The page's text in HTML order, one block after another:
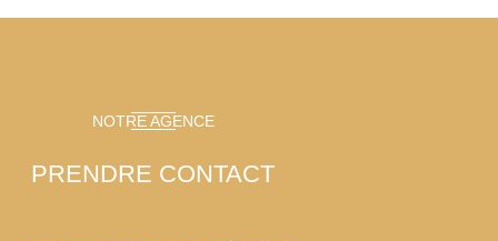
NOTRE AGENCE
PRENDRE CONTACT